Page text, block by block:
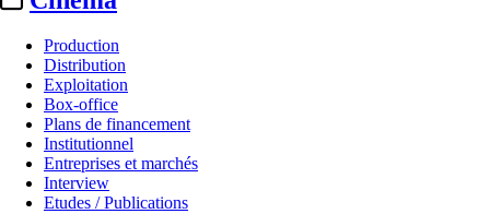
Production
Distribution
Exploitation
Box-office
Plans de financement
Institutionnel
Entreprises et marchés
Interview
Etudes / Publications